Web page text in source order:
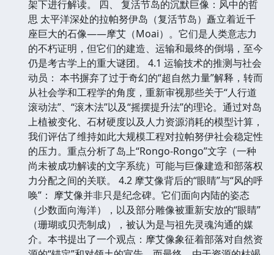
架下进行解读。 四、 复活节岛的沉默巨像：风中的哲
思 太平洋深处的拉帕努伊岛（复活节岛）矗立着近千
座巨大的石像——摩艾（Moai）。它们是人类意志力
的不朽证明，但它们的建造、运输和最终的倒塌，至今
仍是考古学上的重大谜团。 4.1 运输技术的推测与社会
动员： 本书摒弃了过于奇幻的“超自然力量”解释，转而
从社会学和工程学的角度，重新审视那些关于“人行道
滚动法”、“滚木法”以及“摇摆提升法”的理论。通过对岛
上植被变化、石材硬度以及人力资源消耗的模型计算，
我们评估了维持如此大规模工程对拉帕努伊社会稳定性
的压力。重点分析了岛上“Rongo-Rongo”文字（一种
尚未被成功解读的文字系统）可能与巨像建造和部落权
力分配之间的关联。 4.2 摩艾像背后的“眼睛”与“风的呼
唤”： 摩艾像并非只是纪念碑。它们面向内陆的姿态
（少数面向海洋），以及部分雕像被重新安放的“眼睛”
（珊瑚或贝壳制成），被认为是与祖先灵魂沟通的媒
介。本书提出了一个观点：摩艾像象征着部落对自然资